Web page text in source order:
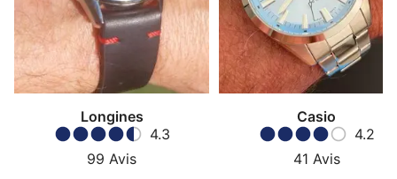
Si une collection résume la capacité de Corum à être
clivante et visible, c’est bien la Bubble.La Bubble est
introduite en 2000 sous l’ère Severin Wunderman
avec un parti pris radical : un boîtier imposant et
surtout une glace saphir très bombée, qui amplifie la
présence, déforme la perception du cadran et
transforme la montre en objet presque “optique”. La
Longines
4.3
99 Avis
Casio
4.2
41 Avis